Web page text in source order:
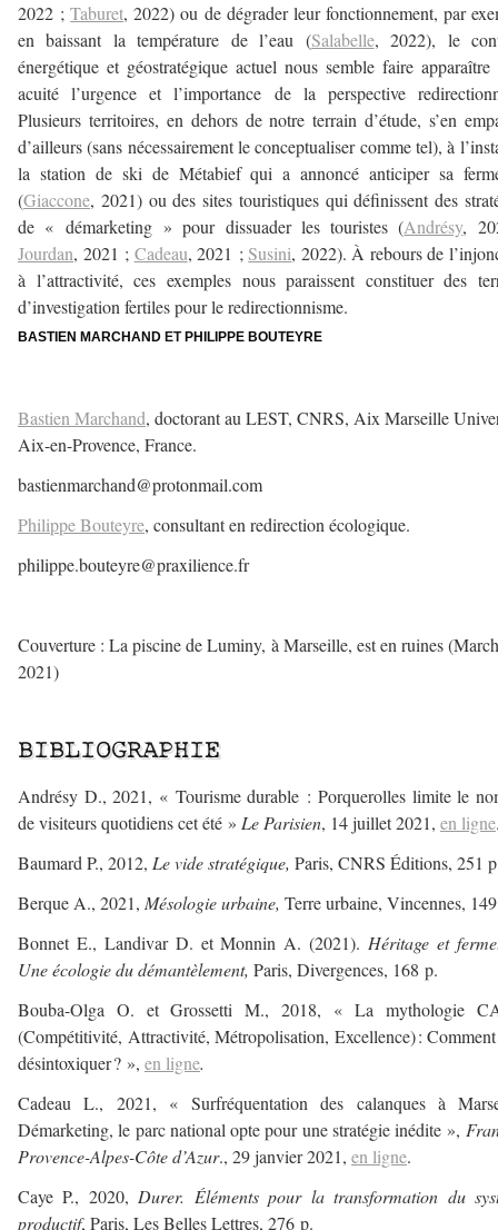
2022 ;Taburet, 2022) ou de dégrader leur fonctionnement, par
en baissant la température de l’eau (Salabelle, 2022), le
énergétique et géostratégique actuel nous semble faire apparaître
acuité l’urgence et l’importance de la perspective
Plusieurs territoires, en dehors de notre terrain d’étude, s’en
d’ailleurs (sans nécessairement le conceptualiser comme tel), à
la station de ski de Métabief qui a annoncé anticiper sa
(Giaccone, 2021) ou des sites touristiques qui définissent des
de « démarketing » pour dissuader les touristes (Andrésy,
Jourdan, 2021 ; Cadeau, 2021 ; Susini, 2022). À rebours de
à l’attractivité, ces exemples nous paraissent constituer des
d’investigation fertiles pour le redirectionnisme.
BASTIEN MARCHAND ET PHILIPPE BOUTEYRE
Bastien Marchand, doctorant au LEST, CNRS, Aix Marseille
Aix-en-Provence, France.
bastienmarchand@protonmail.com
Philippe Bouteyre, consultant en redirection écologique.
philippe.bouteyre@praxilience.fr
Couverture : La piscine de Luminy, à Marseille, est en ruines
2021)
BIBLIOGRAPHIE
Andrésy D., 2021, « Tourisme durable : Porquerolles limite le
de visiteurs quotidiens cet été » Le Parisien, 14 juillet 2021, en ligne
Baumard P., 2012, Le vide stratégique, Paris, CNRS Éditions, 251
Berque A., 2021, Mésologie urbaine, Terre urbaine, Vincennes,
Bonnet E., Landivar D. et Monnin A. (2021). Héritage et
Une écologie du démantèlement, Paris, Divergences, 168 p.
Bouba-Olga O. et Grossetti M., 2018, « La mythologie
(Compétitivité, Attractivité, Métropolisation, Excellence) : Comment
désintoxiquer ? », en ligne.
Cadeau L., 2021, « Surfréquentation des calanques à
Démarketing, le parc national opte pour une stratégie inédite »,
Provence-Alpes-Côte d’Azur., 29 janvier 2021, en ligne.
Caye P., 2020, Durer. Éléments pour la transformation du
productif, Paris, Les Belles Lettres, 276 p.